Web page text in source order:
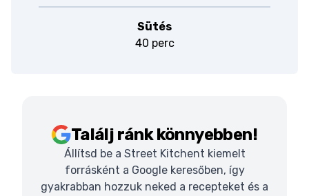
Sütés
40 perc
Találj ránk könnyebben!
Állítsd be a Street Kitchent kiemelt
forrásként a Google keresőben, így
gyakrabban hozzuk neked a recepteket és a